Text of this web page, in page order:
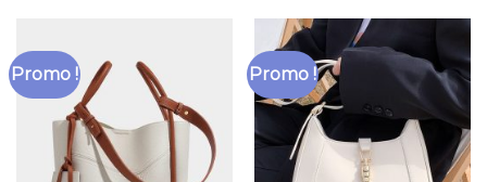
Promo ! Promo !